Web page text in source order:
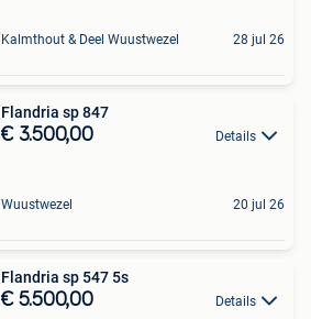
Kalmthout & Deel Wuustwezel 28 jul 26
Flandria sp 847
€ 3.500,00 Details
Wuustwezel 20 jul 26
Flandria sp 547 5s
€ 5.500,00 Details